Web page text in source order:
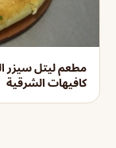
مطعم ليتل سيزر
كافيهات الشرقية